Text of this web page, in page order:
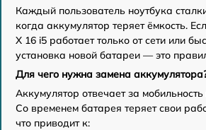
Каждый пользователь ноутбука
когда аккумулятор теряет ёмкость.
X 16 i5 работает только от сети или
установка новой батареи — это
Для чего нужна замена
Аккумулятор отвечает за
Со временем батарея теряет свои
что приводит к: